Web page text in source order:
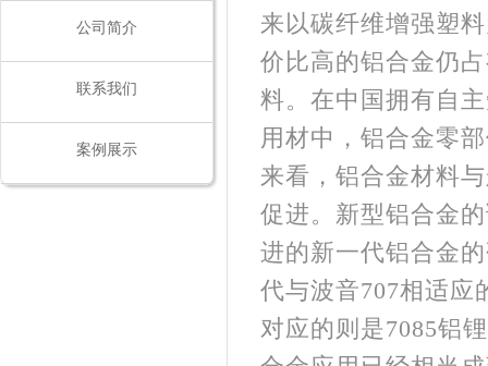
公司简介
联系我们
案例展示
来以碳纤维增强塑
价比高的铝合金仍
料。在中国拥有自
用材中，铝合金零
来看，铝合金材料
促进。新型铝合金
进的新一代铝合金
代与波音707相适应
对应的则是7085铝